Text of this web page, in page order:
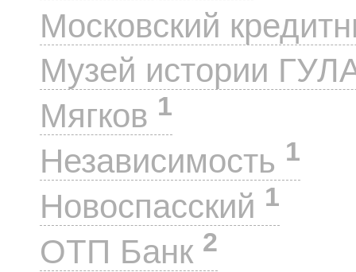
Московский
Музей истории
Мягков 1
Независимость 1
Новоспасский 1
ОТП Банк 2